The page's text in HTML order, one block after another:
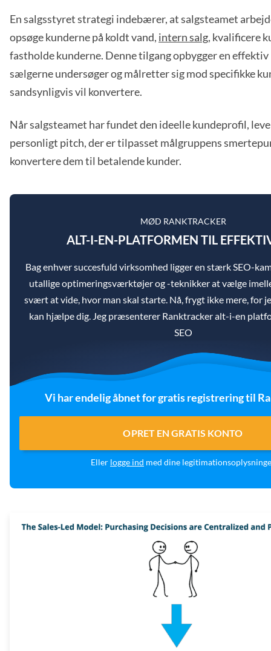
En salgsstyret strategi indebærer, at salgsteamet
opsøge kunderne på koldt vand, intern salg, kvalificere
fastholde kunderne. Denne tilgang opbygger en effektiv
sælgerne undersøger og målretter sig mod specifikke
sandsynligvis vil konvertere.
Når salgsteamet har fundet den ideelle kundeprofil,
personligt pitch, der er tilpasset målgruppens
konvertere dem til betalende kunder.
MØD RANKTRACKER
ALT-I-EN-PLATFORMEN TIL
Bag enhver succesfuld virksomhed ligger en stærk SEO-
utallige optimeringsværktøjer og -teknikker at vælge
svært at vide, hvor man skal starte. Nå, frygt ikke mere, for
kan hjælpe dig. Jeg præsenterer Ranktracker alt-i-en
SEO
Vi har endelig åbnet for gratis registrering til
OPRET EN GRATIS KONTO
Eller logge ind med dine